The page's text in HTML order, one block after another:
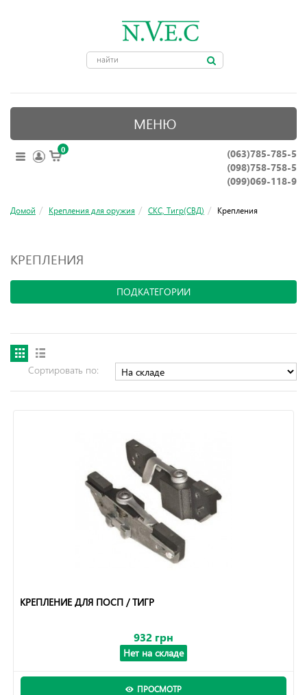
МЕНЮ
ОПТИЧЕСКИЕ ПРИБОРЫ
ПРИНАДЛЕЖНОСТИ ДЛЯ ОХОТЫ
НОЖИ, ИНСТРУМЕНТЫ
0
(063)785-785-5
(098)758-758-5
(099)069-118-9
Домой Крепления для оружия СКС, Тигр(СВД) Крепления
КРЕПЛЕНИЯ
ПОДКАТЕГОРИИ
Сортировать по:
КРЕПЛЕНИЕ ДЛЯ ПОСП / ТИГР
932 грн
Нет на складе
ПРОСМОТР